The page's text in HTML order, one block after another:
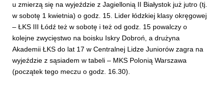
u zmierzą się na wyjeździe z Jagiellonią II Białystok już jutro (tj.
w sobotę 1 kwietnia) o godz. 15. Lider łódzkiej klasy okręgowej
– ŁKS III Łódź też w sobotę i też od godz. 15 powalczy o
kolejne zwycięstwo na boisku Iskry Dobroń, a drużyna
Akademii ŁKS do lat 17 w Centralnej Lidze Juniorów zagra na
wyjeździe z sąsiadem w tabeli – MKS Polonią Warszawa
(początek tego meczu o godz. 16.30).